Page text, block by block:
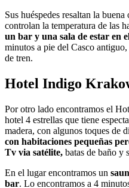
Sus huéspedes resaltan la
controlan la temperatura de las
un bar y una sala de estar en
minutos a pie del Casco
de tren.
Hotel Indigo
Por otro lado encontramos el
hotel 4 estrellas que tiene
madera, con algunos toques de
con habitaciones pequeñas
Tv via satélite, batas de baño y
En el lugar encontramos un
bar. Lo encontramos a 4